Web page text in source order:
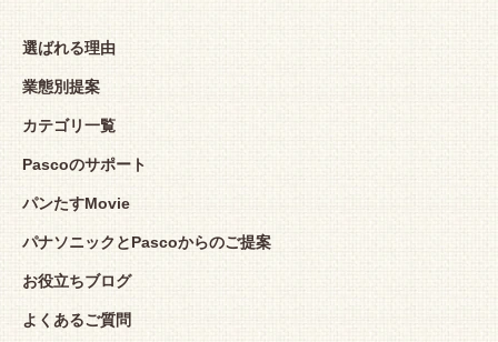
選ばれる理由
業態別提案
カテゴリ一覧
Pascoのサポート
パンたすMovie
パナソニックとPascoからのご提案
お役立ちブログ
よくあるご質問